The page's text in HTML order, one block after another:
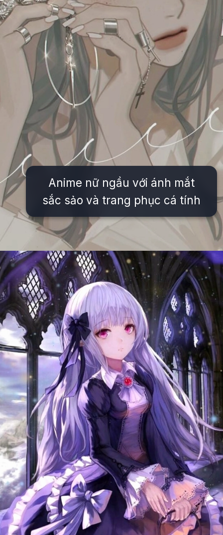
Anime nữ ngầu với ánh mắt
sắc sảo và trang phục cá tính
Đang mởhttps://issiloo.edu.vn/anh-anime-con-gai